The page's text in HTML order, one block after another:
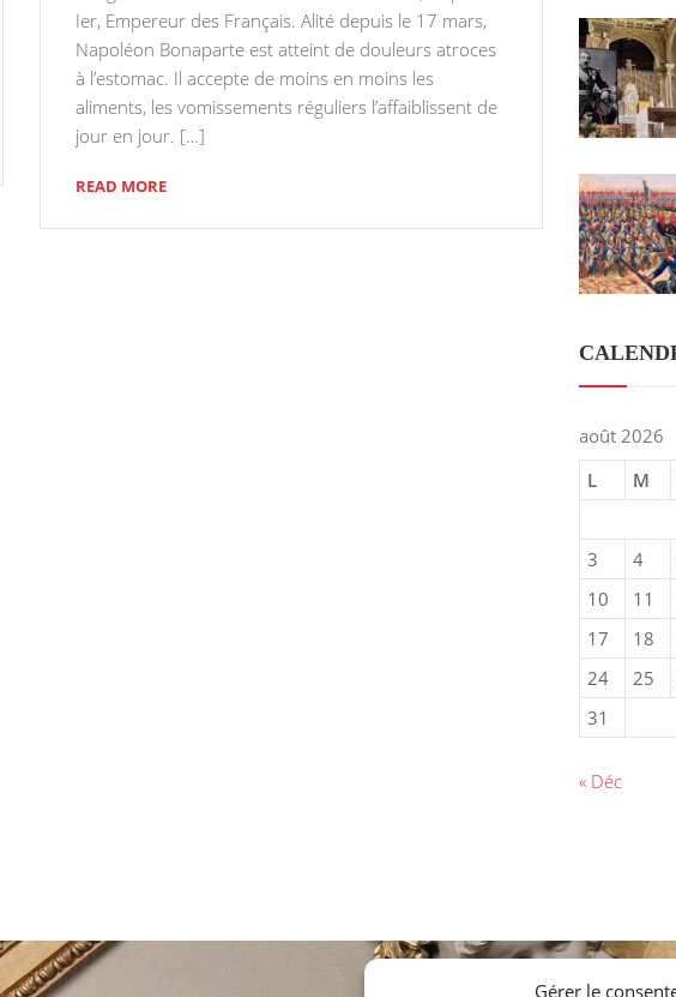
Gérer le
Ier, Empereur des Français. Alité depuis le 17 mars,
Napoléon Bonaparte est atteint de douleurs atroces
à l’estomac. Il accepte de moins en moins les
aliments, les vomissements réguliers l’affaiblissent de
jour en jour. […]
READ MORE
août 2026
L
M
3
4
10
11
17
18
24
25
31
« Déc